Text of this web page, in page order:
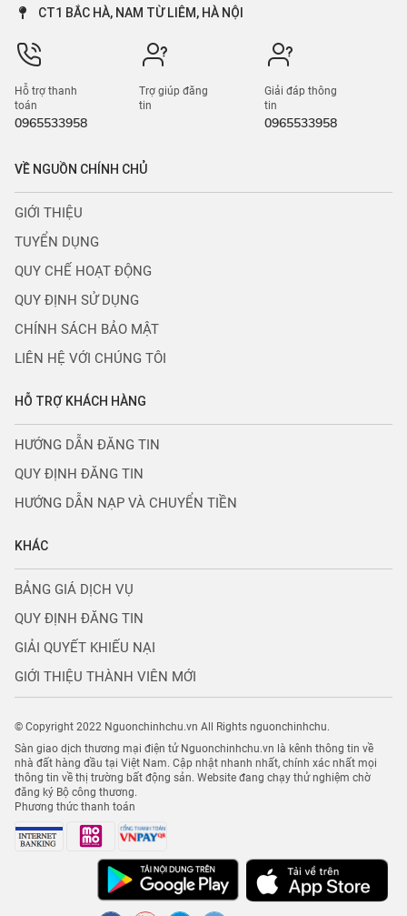
CT1 BẮC HÀ, NAM TỪ LIÊM, HÀ NỘI
Hỗ trợ thanh
toán
0965533958
Trợ giúp đăng
tin
Giải đáp thông
tin
0965533958
VỀ NGUỒN CHÍNH CHỦ
GIỚI THIỆU
TUYỂN DỤNG
QUY CHẾ HOẠT ĐỘNG
QUY ĐỊNH SỬ DỤNG
CHÍNH SÁCH BẢO MẬT
LIÊN HỆ VỚI CHÚNG TÔI
HỖ TRỢ KHÁCH HÀNG
HƯỚNG DẪN ĐĂNG TIN
QUY ĐỊNH ĐĂNG TIN
HƯỚNG DẪN NẠP VÀ CHUYỂN TIỀN
KHÁC
BẢNG GIÁ DỊCH VỤ
QUY ĐỊNH ĐĂNG TIN
GIẢI QUYẾT KHIẾU NẠI
GIỚI THIỆU THÀNH VIÊN MỚI
© Copyright 2022 Nguonchinhchu.vn All Rights nguonchinhchu.
Sàn giao dịch thương mại điện tử Nguonchinhchu.vn là kênh thông tin về
nhà đất hàng đầu tại Việt Nam. Cập nhật nhanh nhất, chính xác nhất mọi
thông tin về thị trường bất động sản. Website đang chạy thử nghiệm chờ
đăng ký Bộ công thương.
Phương thức thanh toán